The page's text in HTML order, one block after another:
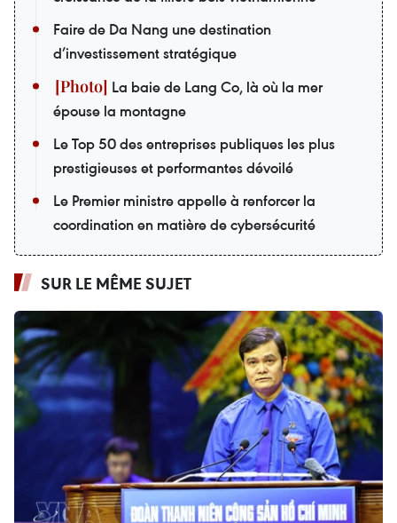
Faire de Da Nang une destination
d’investissement stratégique
La baie de Lang Co, là où la mer
épouse la montagne
Le Top 50 des entreprises publiques les plus
prestigieuses et performantes dévoilé
Le Premier ministre appelle à renforcer la
coordination en matière de cybersécurité
SUR LE MÊME SUJET